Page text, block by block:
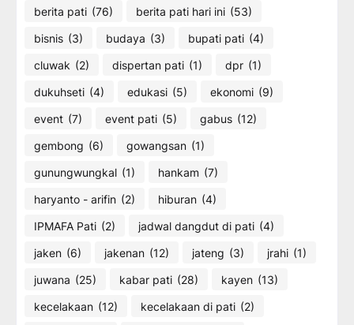
berita pati (76) berita pati hari ini (53)
bisnis (3) budaya (3) bupati pati (4)
cluwak (2) dispertan pati (1) dpr (1)
dukuhseti (4) edukasi (5) ekonomi (9)
event (7) event pati (5) gabus (12)
gembong (6) gowangsan (1)
gunungwungkal (1) hankam (7)
haryanto - arifin (2) hiburan (4)
IPMAFA Pati (2) jadwal dangdut di pati (4)
jaken (6) jakenan (12) jateng (3) jrahi (1)
juwana (25) kabar pati (28) kayen (13)
kecelakaan (12) kecelakaan di pati (2)